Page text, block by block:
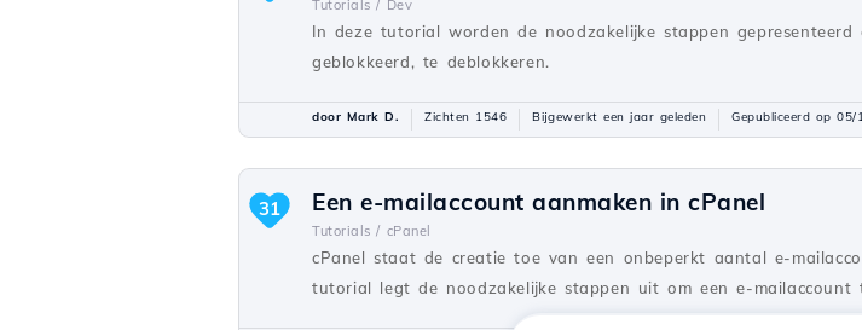
Tutorials / Dev
In deze tutorial worden de noodzakelijke stappen
geblokkeerd, te deblokkeren.
door Mark D. Zichten 1546 Bijgewerkt een jaar geleden Gepubliceerd op 05/
Een e-mailaccount aanmaken in cPanel
Tutorials / cPanel
cPanel staat de creatie toe van een onbeperkt aantal e-
tutorial legt de noodzakelijke stappen uit om een e-
31